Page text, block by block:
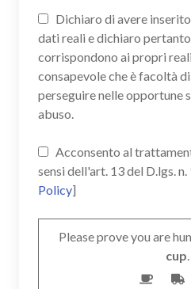
Dichiaro di avere
dati reali e dichiaro
corrispondono ai propri
consapevole che è facoltà
perseguire nelle opportune
abuso.
Acconsento al
sensi dell'art. 13 del D.lgs.
Policy]
Please prove you are
cup.